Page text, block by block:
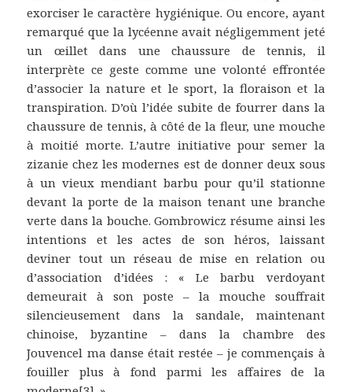
exorciser le caractère hygiénique. Ou encore, ayant
remarqué que la lycéenne avait négligemment jeté
un œillet dans une chaussure de tennis, il
interprète ce geste comme une volonté effrontée
d’associer la nature et le sport, la floraison et la
transpiration. D’où l’idée subite de fourrer dans la
chaussure de tennis, à côté de la fleur, une mouche
à moitié morte. L’autre initiative pour semer la
zizanie chez les modernes est de donner deux sous
à un vieux mendiant barbu pour qu’il stationne
devant la porte de la maison tenant une branche
verte dans la bouche. Gombrowicz résume ainsi les
intentions et les actes de son héros, laissant
deviner tout un réseau de mise en relation ou
d’association d’idées : « Le barbu verdoyant
demeurait à son poste – la mouche souffrait
silencieusement dans la sandale, maintenant
chinoise, byzantine – dans la chambre des
Jouvencel ma danse était restée – je commençais à
fouiller plus à fond parmi les affaires de la